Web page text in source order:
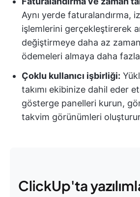
Aynı yerde faturalandırma,
işlemlerini gerçekleştirerek
değiştirmeye daha az
ödemeleri almaya daha fazla
Çoklu kullanıcı işbirliği:
takımı ekibinize dahil eder
gösterge panelleri kurun,
takvim görünümleri
ClickUp'ta